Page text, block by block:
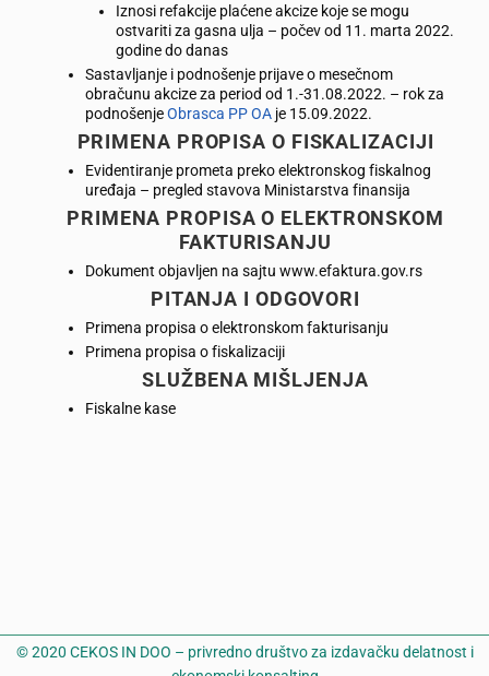
Iznosi refakcije plaćene akcize koje se mogu
ostvariti za gasna ulja – počev od 11. marta 2022.
godine do danas
Sastavljanje i podnošenje prijave o mesečnom
obračunu akcize za period od 1.-31.08.2022. – rok za
podnošenjeObrasca PP OA je 15.09.2022.
PRIMENA PROPISA O FISKALIZACIJI
Evidentiranje prometa preko elektronskog fiskalnog
uređaja – pregled stavova Ministarstva finansija
PRIMENA PROPISA O ELEKTRONSKOM
FAKTURISANJU
Dokument objavljen na sajtu www.efaktura.gov.rs
PITANJA I ODGOVORI
Primena propisa o elektronskom fakturisanju
Primena propisa o fiskalizaciji
SLUŽBENA MIŠLJENJA
Fiskalne kase
© 2020 CEKOS IN DOO – privredno društvo za izdavačku delatnost i